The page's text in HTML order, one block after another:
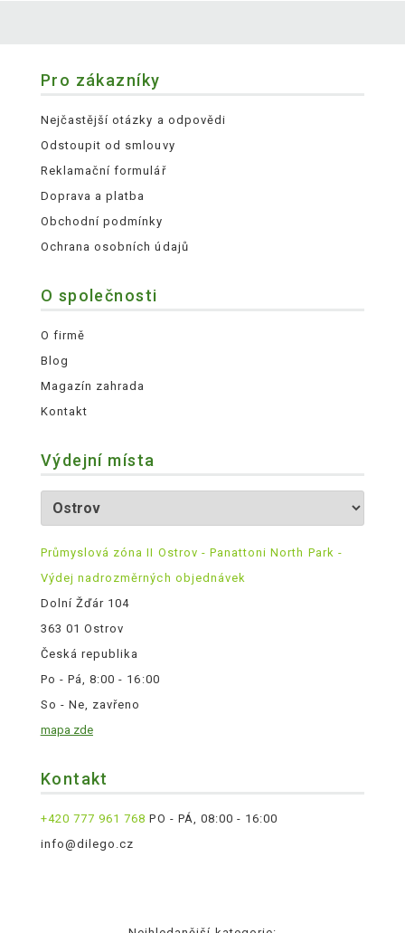
Pro zákazníky
Nejčastější otázky a odpovědi
Odstoupit od smlouvy
Reklamační formulář
Doprava a platba
Obchodní podmínky
Ochrana osobních údajů
O společnosti
O firmě
Blog
Magazín zahrada
Kontakt
Výdejní místa
Průmyslová zóna II Ostrov - Panattoni North Park -
Výdej nadrozměrných objednávek
Dolní Žďár 104
363 01 Ostrov
Česká republika
Po - Pá, 8:00 - 16:00
So - Ne, zavřeno
mapa zde
Kontakt
+420 777 961 768 PO - PÁ, 08:00 - 16:00
info@dilego.cz